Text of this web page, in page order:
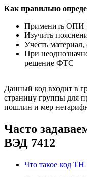
Как правильно
Применить ОПИ
Изучить
Учесть
При
решение ФТС
Данный код входит в
страницу группы для
пошлин и мер
Часто
ВЭД 7412
Что такое код ТН